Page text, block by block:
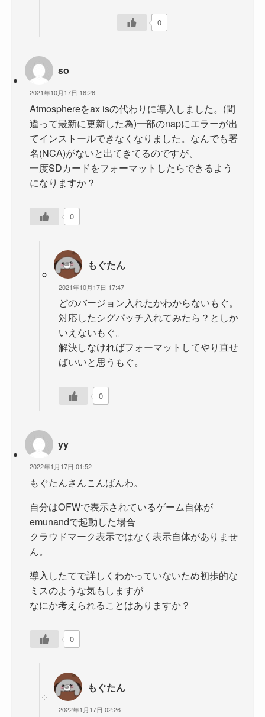
0
so
2021年10月17日 16:26
Atmosphereをax isの代わりに導入しました。(間
違って最新に更新した為)一部のnapにエラーが出
てインストールできなくなりました。なんでも署
名(NCA)がないと出てきてるのですが、
一度SDカードをフォーマットしたらできるよう
になりますか？
0
もぐたん
2021年10月17日 17:47
どのバージョン入れたかわからないもぐ。
対応したシグパッチ入れてみたら？としか
いえないもぐ。
解決しなければフォーマットしてやり直せ
ばいいと思うもぐ。
0
yy
2022年1月17日 01:52
もぐたんさんこんばんわ。
自分はOFWで表示されているゲーム自体が
emunandで起動した場合
クラウドマーク表示ではなく表示自体がありませ
ん。
導入したてで詳しくわかっていないため初歩的な
ミスのような気もしますが
なにか考えられることはありますか？
0
もぐたん
2022年1月17日 02:26